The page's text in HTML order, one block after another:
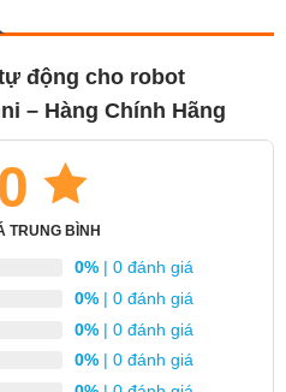
bộ phận quan trọng
nước sạch để lau nhà và
Nhờ đó, người dùng
mang đến trải nghiệm
động cho robot
– Hàng Chính Hãng
TRUNG BÌNH
0% | 0 đánh giá
0% | 0 đánh giá
0% | 0 đánh giá
0% | 0 đánh giá